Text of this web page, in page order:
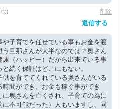
削除
返信する
や子育てを任せている事もお金を渡
う旦那さんが大半なのでは？奥さん
康（ハッピー）だから出来ている事
続く保証はどこにもない。
を育ててくれている奥さんがいる
間ができ、お金も稼ぐ事ができ
に奥さんを亡くされ、子育ての為に
不可能だった）人もいますし、同